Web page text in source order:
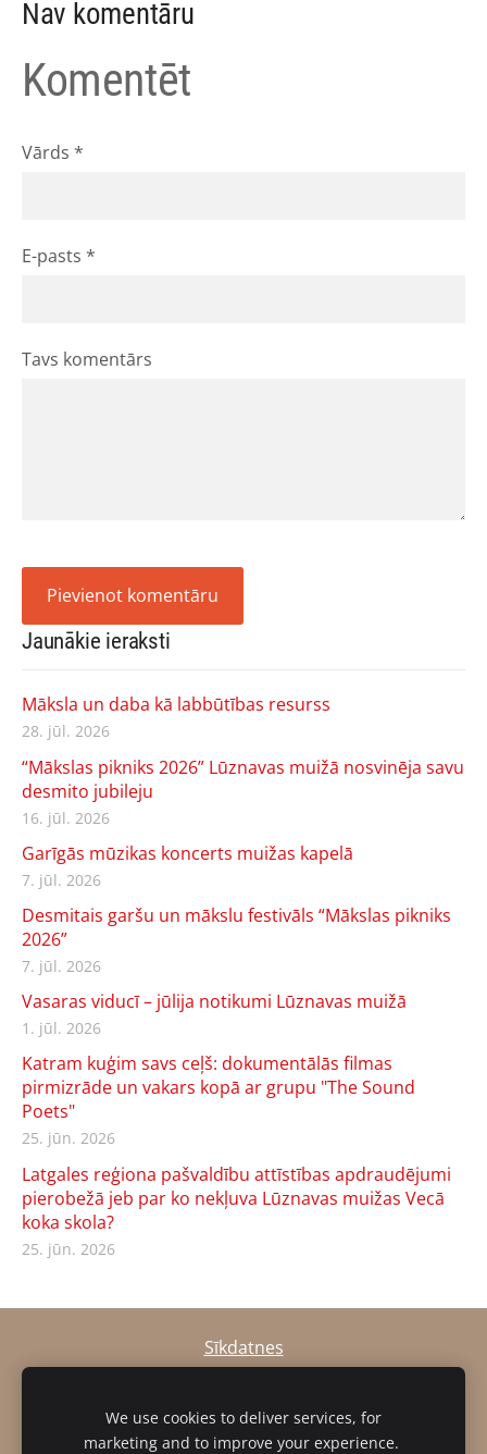
Jaunākie ieraksti
Māksla un daba kā labbūtības resurss
28. jūl. 2026
“Mākslas pikniks 2026” Lūznavas muižā nosvinēja savu
desmito jubileju
16. jūl. 2026
Garīgās mūzikas koncerts muižas kapelā
7. jūl. 2026
Desmitais garšu un mākslu festivāls “Mākslas pikniks
2026”
7. jūl. 2026
Vasaras viducī – jūlija notikumi Lūznavas muižā
1. jūl. 2026
Katram kuģim savs ceļš: dokumentālās filmas
pirmizrāde un vakars kopā ar grupu "The Sound
Poets"
25. jūn. 2026
Latgales reģiona pašvaldību attīstības apdraudējumi
pierobežā jeb par ko nekļuva Lūznavas muižas Vecā
koka skola?
25. jūn. 2026
Nav komentāru
Komentēt
Vārds *
E-pasts *
Tavs komentārs
Sīkdatnes
+37128686863,+371 29390701
We use cookies to deliver services, for
marketing and to improve your experience.